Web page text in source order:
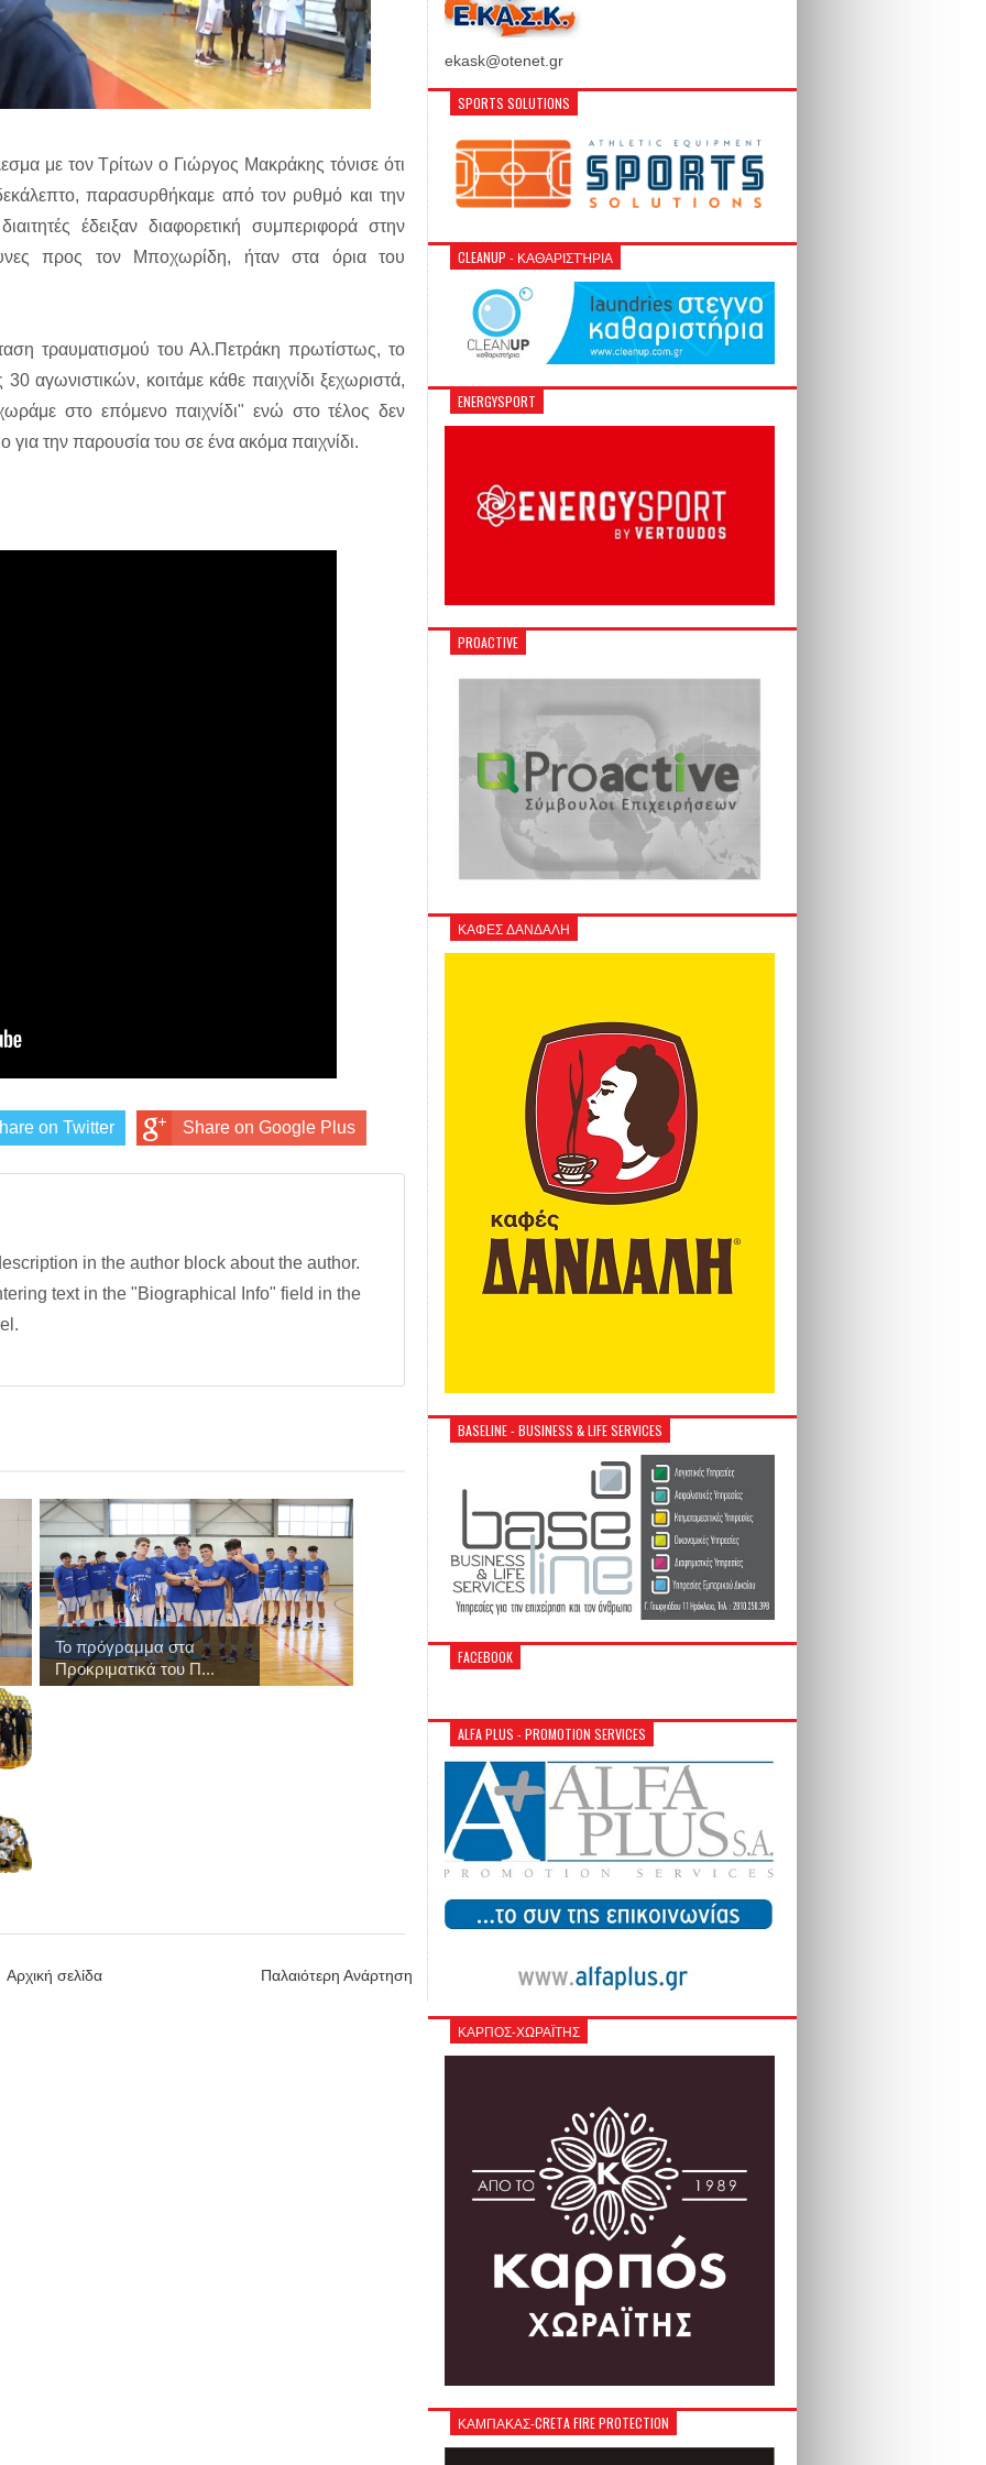
με τον Τρίτων ο Γιώργος Μακράκης τόνισε ότι
παρασυρθήκαμε από τον ρυθμό και την
έδειξαν διαφορετική συμπεριφορά στην
προς τον Μποχωρίδη, ήταν στα όρια του
τραυματισμού του Αλ.Πετράκη πρωτίστως, το
αγωνιστικών, κοιτάμε κάθε παιχνίδι ξεχωριστά,
στο επόμενο παιχνίδι" ενώ στο τέλος δεν
για την παρουσία του σε ένα ακόμα παιχνίδι.
on Twitter Share on Google Plus
in the author block about the author.
text in the "Biographical Info" field in the
Το πρόγραμμα στα
Προκριματικά του Π...
Παλαιότερη Ανάρτηση
Αρχική σελίδα
ekask@otenet.gr
SPORTS SOLUTIONS
CLEANUP - ΚΑΘΑΡΙΣΤΉΡΙΑ
ENERGYSPORT
PROACTIVE
ΚΑΦΕΣ ΔΑΝΔΑΛΗ
BASELINE - BUSINESS & LIFE SERVICES
FACEBOOK
ALFA PLUS - PROMOTION SERVICES
ΚΑΡΠΟΣ-ΧΩΡΑΪΤΗΣ
ΚΑΜΠΑΚΑΣ-CRETA FIRE PROTECTION